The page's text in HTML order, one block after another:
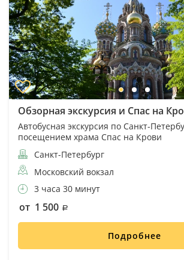
Обзорная экскурсия и Спас на
Автобусная экскурсия по Санкт-
посещением храма Спас на Крови
Санкт-Петербург
Московский вокзал
3 часа 30 минут
от 1 500
Подробнее